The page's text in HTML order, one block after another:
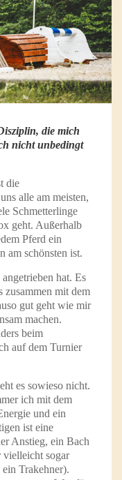
die mich
nicht unbedingt
die
alle am meisten,
Schmetterlinge
geht. Außerhalb
Pferd ein
am schönsten ist.
hat. Es
zusammen mit dem
gut geht wie mir
machen.
beim
auf dem Turnier
es sowieso nicht.
ich mit dem
und ein
ist eine
Anstieg, ein Bach
vielleicht sogar
Trakehner).